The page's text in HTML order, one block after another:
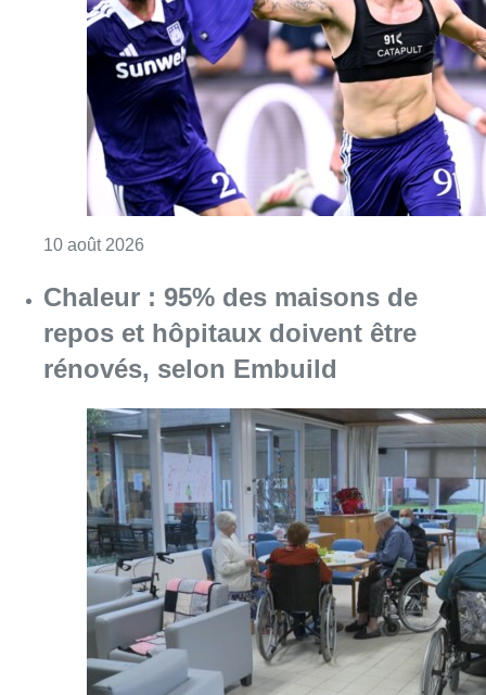
10 août 2026
Chaleur : 95% des maisons de
repos et hôpitaux doivent être
rénovés, selon Embuild